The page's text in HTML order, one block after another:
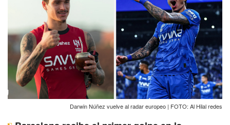
Darwin Núñez vuelve al radar europeo | FOTO: Al Hilal redes